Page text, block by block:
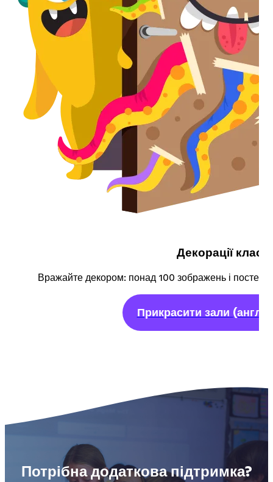
Декорації класу
Вражайте декором: понад 100 зображень і
Прикрасити зали
Потрібна додаткова підтримка?